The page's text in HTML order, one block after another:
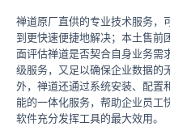
禅道原厂直供的专业技术服务，
到更快速便捷地解决；本土售前
面评估禅道是否契合自身业务需
级服务，又足以确保企业数据的
外，禅道还通过系统安装、配置
能的一体化服务，帮助企业员工
软件充分发挥工具的最大效用。